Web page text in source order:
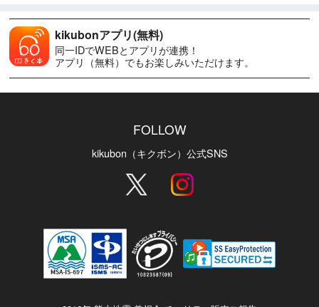
kikubonアプリ(無料)
同一IDでWEBとアプリが連携！
アプリ（無料）でもお楽しみいただけます。
FOLLOW
kikubon（キクボン）公式SNS